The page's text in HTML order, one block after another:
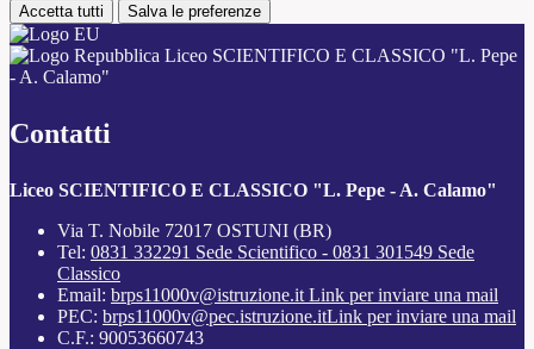
Accetta tutti Salva le preferenze
Liceo SCIENTIFICO E CLASSICO "L. Pepe
- A. Calamo"
Contatti
Liceo SCIENTIFICO E CLASSICO "L. Pepe - A. Calamo"
Via T. Nobile 72017 OSTUNI (BR)
Tel: 0831 332291 Sede Scientifico - 0831 301549 Sede
Classico
Email: brps11000v@istruzione.it Link per inviare una mail
PEC: brps11000v@pec.istruzione.itLink per inviare una mail
C.F.: 90053660743